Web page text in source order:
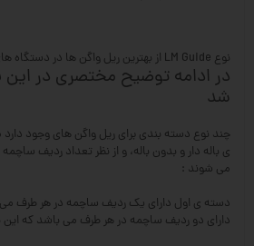
نوع LM Guide از بهترین ریل واگن ها در دستگاه های CNC هستند.
در ادامه توضیح مختصری در این
شد
چند نوع دسته بندی برای ریل واگن های وجود
ی باله دار و بدون باله، و از نظر تعداد ردیف
می شوند :
دسته ی اول دارای یک ردیف ساچمه در هر طرف
دارای دو ردیف ساچمه در هر طرف می باشد که این